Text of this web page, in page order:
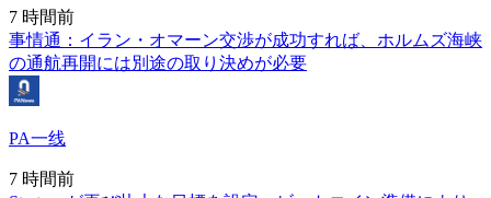
7 時間前
事情通：イラン・オマーン交渉が成功すれば、ホルムズ海峡
の通航再開には別途の取り決めが必要
PA一线
7 時間前